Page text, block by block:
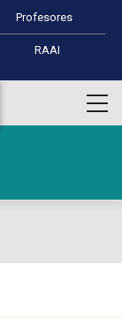
Profesores
RAAI